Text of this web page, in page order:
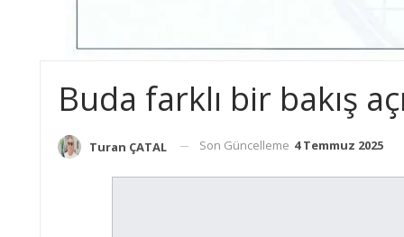
Buda farklı bir bakış
Turan ÇATAL Son Güncelleme 4 Temmuz 2025